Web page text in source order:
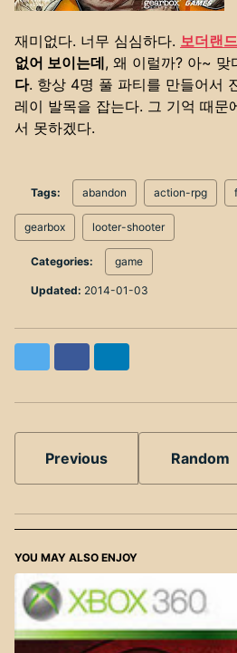
재미없다. 너무 심심하다. 보더랜
없어 보이는데, 왜 이럴까? 아~ 맞
다. 항상 4명 풀 파티를 만들어서
레이 발목을 잡는다. 그 기억 때문
서 못하겠다.
Tags: abandon action-rpg
gearbox looter-shooter
Categories: game
Updated: 2014-01-03
Previous Random
YOU MAY ALSO ENJOY